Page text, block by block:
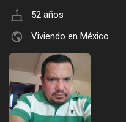
52 años
Viviendo en México